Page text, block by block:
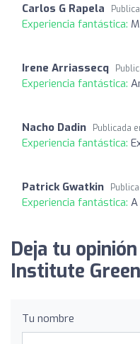
Carlos G Rapela
Experiencia fantástica:
Irene Arriassecq
Experiencia fantástica:
Nacho Dadin Publicada
Experiencia fantástica:
Patrick Gwatkin
Experiencia fantástica:
Deja tu
Institute
Tu nombre